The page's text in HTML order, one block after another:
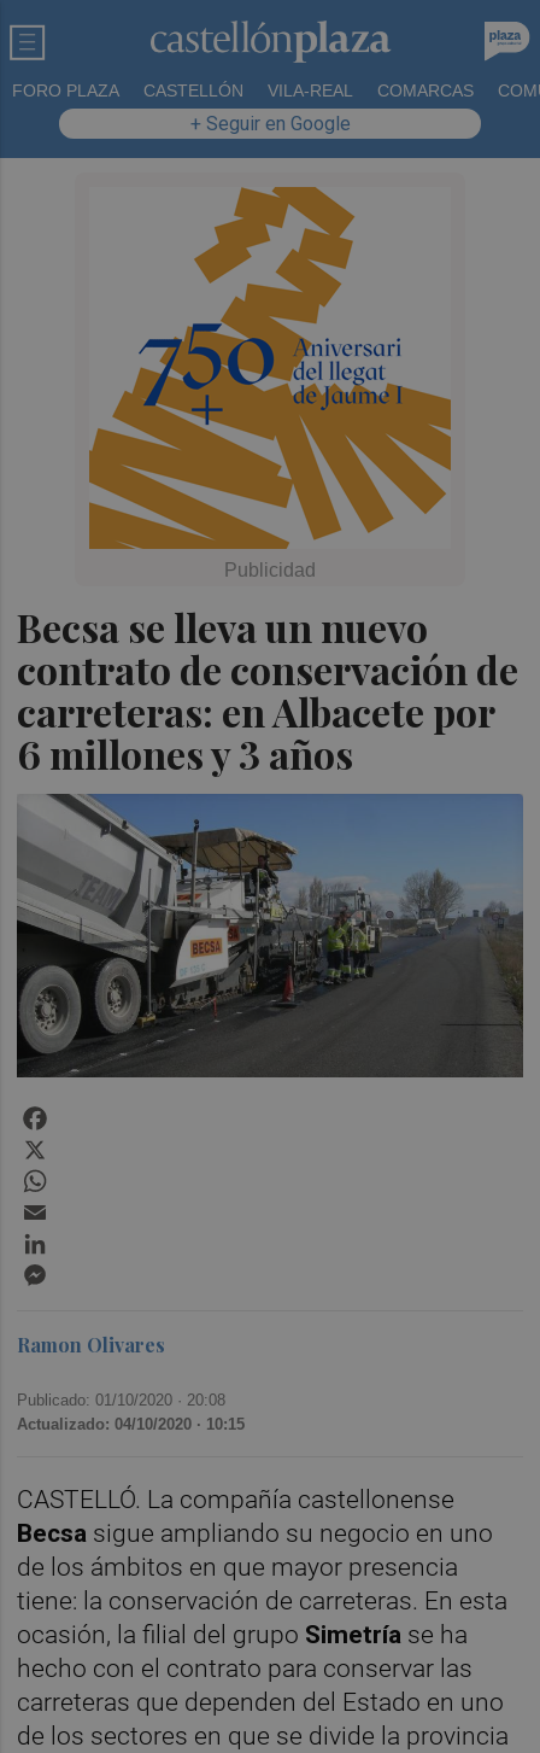
FORO PLAZA CASTELLÓN VILA-REAL COMARCAS
+ Seguir en Google
Becsa se lleva un nuevo
contrato de conservación de
carreteras: en Albacete por
6 millones y 3 años
Ramon Olivares
Publicado: 01/10/2020 · 20:08
Actualizado: 04/10/2020 · 10:15
CASTELLÓ. La compañía castellonense
Becsa sigue ampliando su negocio en uno
de los ámbitos en que mayor presencia
tiene: la conservación de carreteras. En esta
ocasión, la filial del grupo Simetría se ha
hecho con el contrato para conservar las
carreteras que dependen del Estado en uno
de los sectores en que se divide la provincia